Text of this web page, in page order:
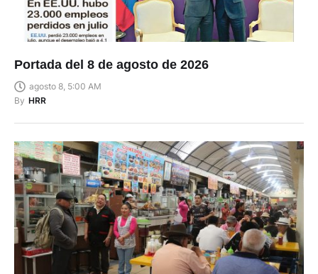
Portada del 8 de agosto de 2026
agosto 8, 5:00 AM
By HRR